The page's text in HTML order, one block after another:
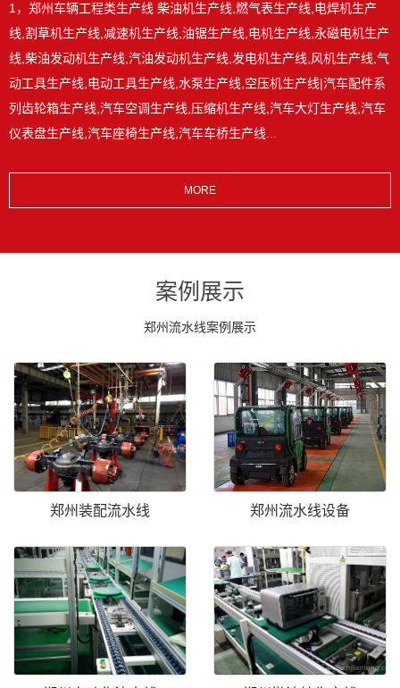
1，郑州车辆工程类生产线 柴油机生产线,燃气表生产线,电焊机生产
线,割草机生产线,减速机生产线,油锯生产线,电机生产线,永磁电机生产
线,柴油发动机生产线,汽油发动机生产线,发电机生产线,风机生产线,气
动工具生产线,电动工具生产线,水泵生产线,空压机生产线|汽车配件系
列齿轮箱生产线,汽车空调生产线,压缩机生产线,汽车大灯生产线,汽车
仪表盘生产线,汽车座椅生产线,汽车车桥生产线...
MORE
案例展示
郑州流水线案例展示
郑州装配流水线 郑州流水线设备